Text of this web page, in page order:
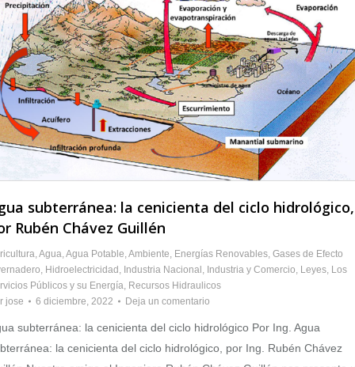
subterránea: la cenicienta del ciclo hidrológico,
Rubén Chávez Guillén
Agua Agua Potable Ambiente Energías Renovables Gases de Efecto
Hidroelectricidad Industria Nacional Industria y Comercio Leyes Los
Públicos y su Energía Recursos Hidraulicos
jose 6 diciembre, 2022 Deja un comentario
subterránea: la cenicienta del ciclo hidrológico Por Ing. Agua
la cenicienta del ciclo hidrológico, por Ing. Rubén Chávez